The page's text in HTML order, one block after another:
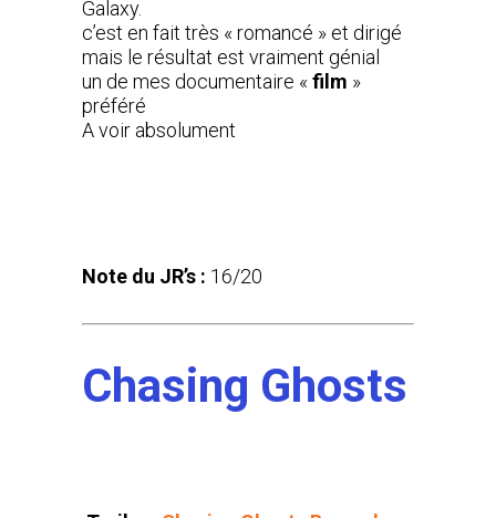
Galaxy.
c’est en fait très « romancé » et dirigé
mais le résultat est vraiment génial
un de mes documentaire « film »
préféré
A voir absolument
Note du JR’s : 16/20
Chasing Ghosts